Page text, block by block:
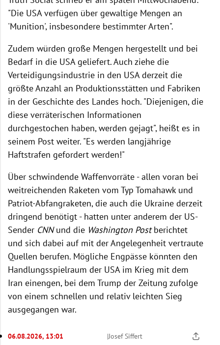
"Die USA verfügen über gewaltige Mengen an
'Munition', insbesondere bestimmter Arten".
Zudem würden große Mengen hergestellt und bei
Bedarf in die USA geliefert. Auch ziehe die
Verteidigungsindustrie in den USA derzeit die
größte Anzahl an Produktionsstätten und Fabriken
in der Geschichte des Landes hoch. "Diejenigen, die
diese verräterischen Informationen
durchgestochen haben, werden gejagt", heißt es in
seinem Post weiter. "Es werden langjährige
Haftstrafen gefordert werden!"
Über schwindende Waffenvorräte - allen voran bei
weitreichenden Raketen vom Typ Tomahawk und
Patriot-Abfangraketen, die auch die Ukraine derzeit
dringend benötigt - hatten unter anderem der US-
Sender CNNund die Washington Postberichtet
und sich dabei auf mit der Angelegenheit vertraute
Quellen berufen. Mögliche Engpässe könnten den
Handlungsspielraum der USA im Krieg mit dem
Iran einengen, bei dem Trump der Zeitung zufolge
von einem schnellen und relativ leichten Sieg
ausgegangen war.
06.08.2026, 13:01 |Josef Siffert